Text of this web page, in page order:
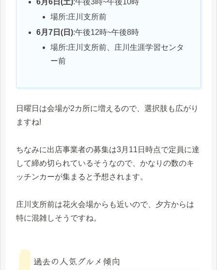
6月6日(土):午後3時~午後10時
場所:庄川支所前
6月7日(日):午後12時~午後8時
場所:庄川支所前、庄川生涯学習センタ
ー前
日曜日は会場が2カ所に増えるので、選択肢も広がり
ますね!
ちなみに出店事業者の募集は3月11日時点で定員に達
して締め切られているそうなので、かなりの数のキ
ッチンカーが集まると予想されます。
庄川支所前は花火会場からも近いので、夕方からは
特に混雑しそうですね。
過去の人気グルメ傾向